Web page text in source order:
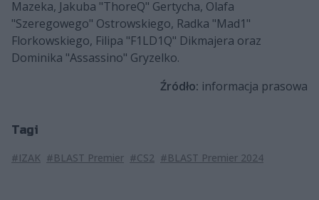
Mazeka, Jakuba "ThoreQ" Gertycha, Olafa
"Szeregowego" Ostrowskiego, Radka "Mad1"
Florkowskiego, Filipa "F1LD1Q" Dikmajera oraz
Dominika "Assassino" Gryzelko.
Źródło: informacja prasowa
Tagi
#IZAK #BLAST Premier #CS2 #BLAST Premier 2024